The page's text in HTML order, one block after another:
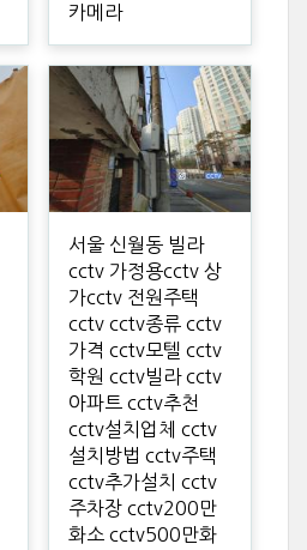
카메라
서울 신월동 빌라
cctv 가정용cctv 상
가cctv 전원주택
cctv cctv종류 cctv
가격 cctv모텔 cctv
학원 cctv빌라 cctv
아파트 cctv추천
cctv설치업체 cctv
설치방법 cctv주택
cctv추가설치 cctv
주차장 cctv200만
화소 cctv500만화